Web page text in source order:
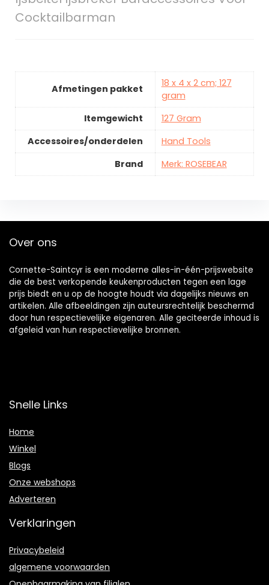
Cocktailbarman
Afmetingen pakket
18 x 4 x 2 cm; 127
gram
Itemgewicht
127 Gram
Accessoires/onderdelen
Hand Tools
Brand
Merk: ROSEBEAR
Over ons
Cornette-Saintcyr is een moderne alles-in-één-prijswebsite
die de best verkopende keukenproducten tegen een lage
prijs biedt en u op de hoogte houdt via dagelijks nieuws en
artikelen. Alle afbeeldingen zijn auteursrechtelijk beschermd
door hun respectievelijke eigenaren. Alle geciteerde inhoud is
afgeleid van hun respectievelijke bronnen.
Snelle Links
Home
Winkel
Blogs
Onze webshops
Adverteren
Verklaringen
Privacybeleid
algemene voorwaarden